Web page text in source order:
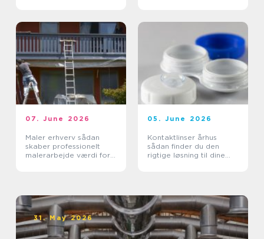
07. June 2026
Maler erhverv sådan
skaber professionelt
malerarbejde værdi for
05. June 2026
Kontaktlinser århus
sådan finder du den
rigtige løsning til dine
31. May 2026